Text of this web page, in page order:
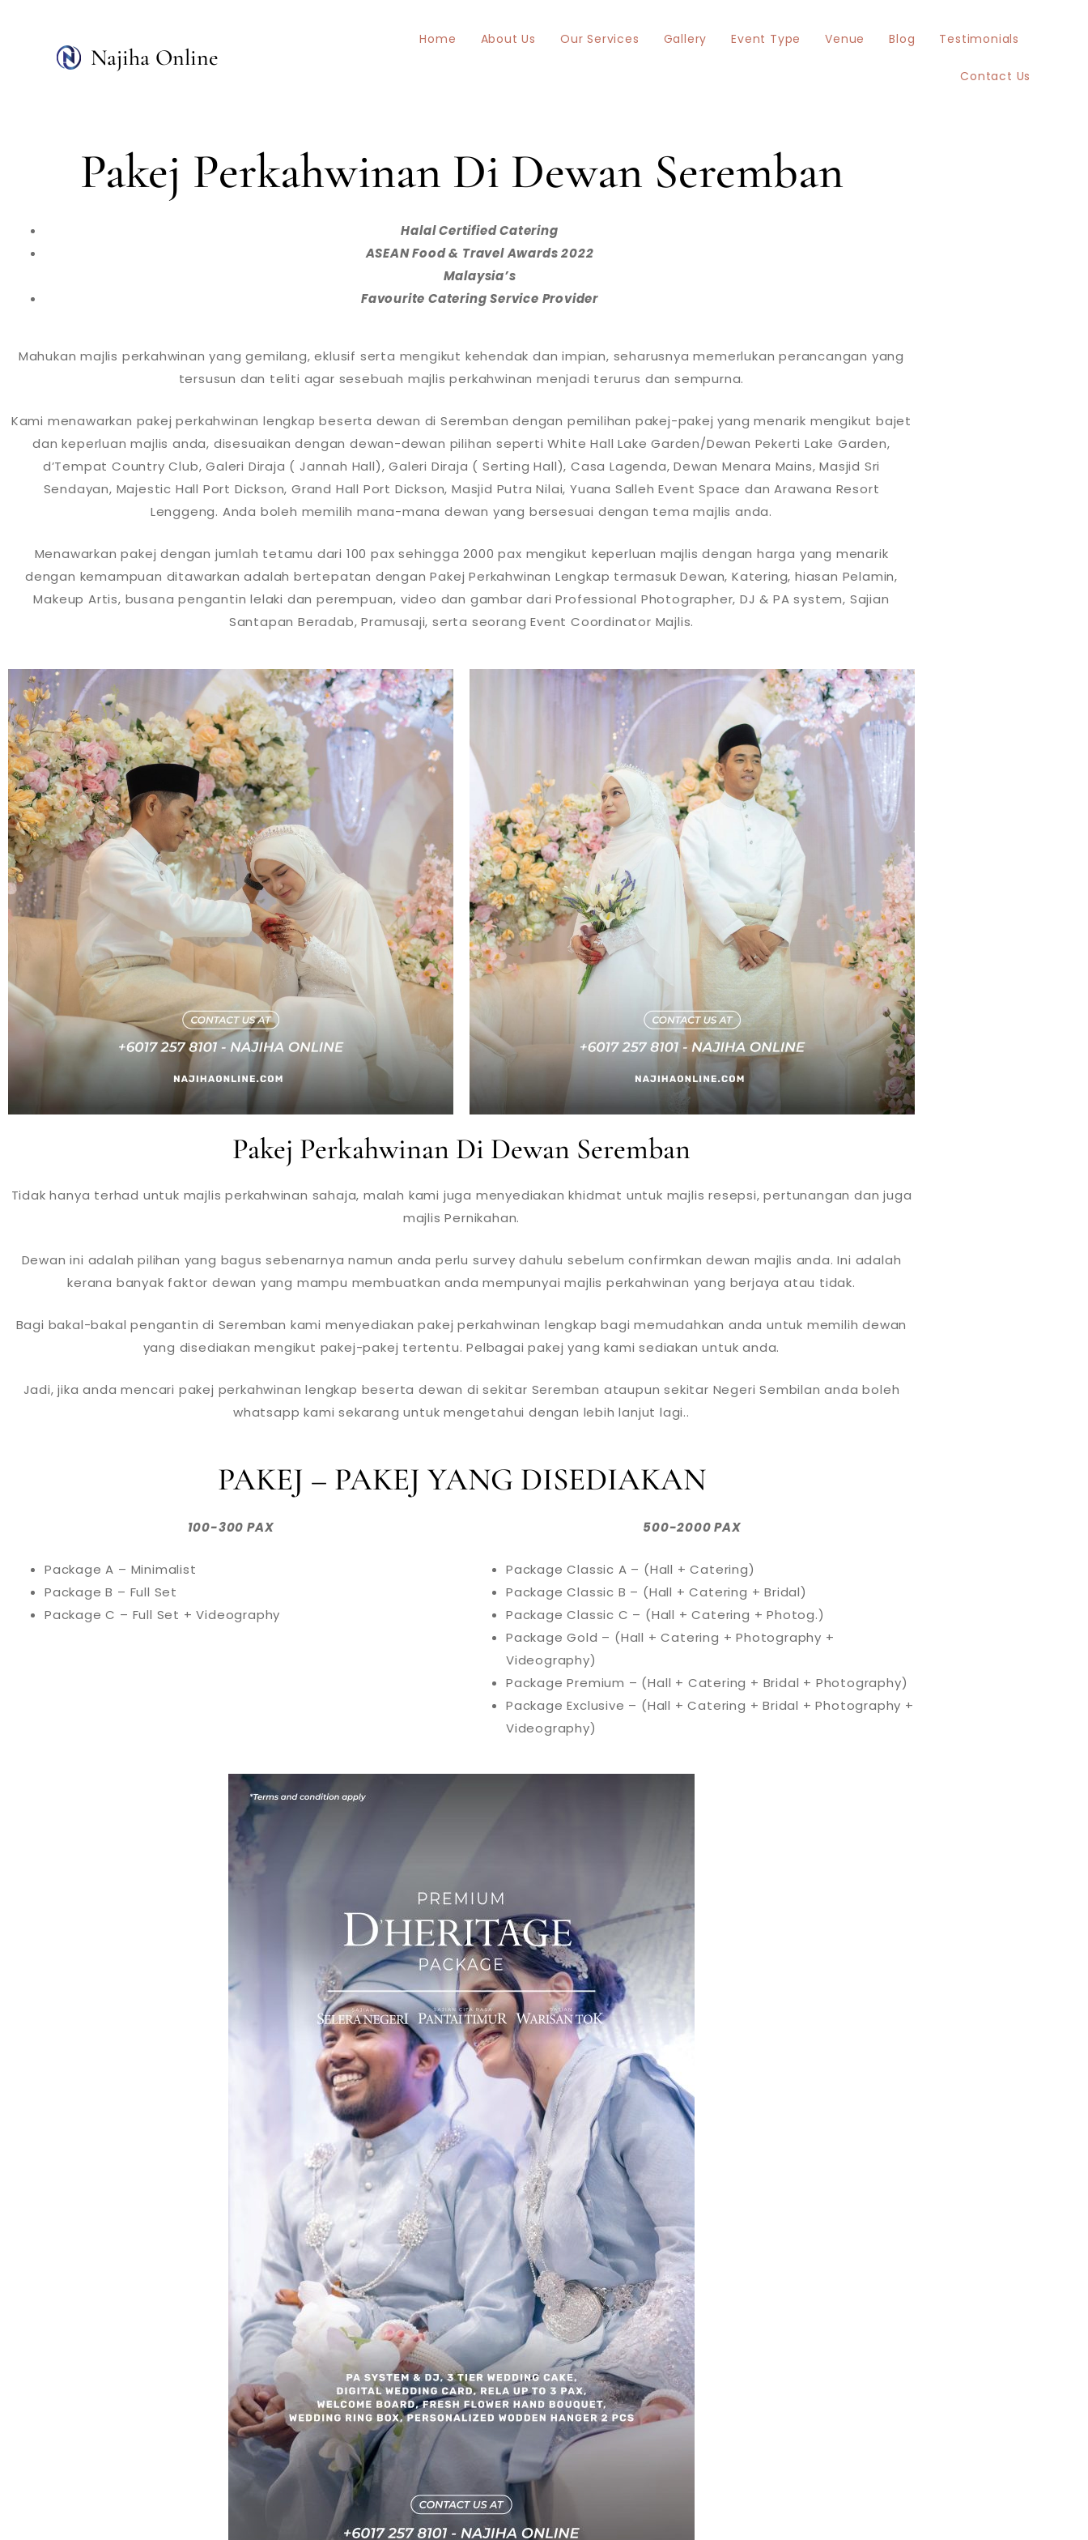
Najiha Online
Home About Us Our Services Gallery Event Type Venue Blog Testimonials
Contact Us
Pakej Perkahwinan Di Dewan Seremban
Halal Certified Catering
ASEAN Food & Travel Awards 2022
Malaysia’s
Favourite Catering Service Provider
Mahukan majlis perkahwinan yang gemilang, eklusif serta mengikut kehendak dan impian, seharusnya memerlukan perancangan yang
tersusun dan teliti agar sesebuah majlis perkahwinan menjadi terurus dan sempurna.
Kami menawarkan pakej perkahwinan lengkap beserta dewan di Seremban dengan pemilihan pakej-pakej yang menarik mengikut bajet
dan keperluan majlis anda, disesuaikan dengan dewan-dewan pilihan seperti White Hall Lake Garden/Dewan Pekerti Lake Garden,
d’Tempat Country Club, Galeri Diraja ( Jannah Hall), Galeri Diraja ( Serting Hall), Casa Lagenda, Dewan Menara Mains, Masjid Sri
Sendayan, Majestic Hall Port Dickson, Grand Hall Port Dickson, Masjid Putra Nilai, Yuana Salleh Event Space dan Arawana Resort
Lenggeng. Anda boleh memilih mana-mana dewan yang bersesuai dengan tema majlis anda.
Menawarkan pakej dengan jumlah tetamu dari 100 pax sehingga 2000 pax mengikut keperluan majlis dengan harga yang menarik
dengan kemampuan ditawarkan adalah bertepatan dengan Pakej Perkahwinan Lengkap termasuk Dewan, Katering, hiasan Pelamin,
Makeup Artis, busana pengantin lelaki dan perempuan, video dan gambar dari Professional Photographer, DJ & PA system, Sajian
Santapan Beradab, Pramusaji, serta seorang Event Coordinator Majlis.
Pakej Perkahwinan Di Dewan Seremban
Tidak hanya terhad untuk majlis perkahwinan sahaja, malah kami juga menyediakan khidmat untuk majlis resepsi, pertunangan dan juga
majlis Pernikahan.
Dewan ini adalah pilihan yang bagus sebenarnya namun anda perlu survey dahulu sebelum confirmkan dewan majlis anda. Ini adalah
kerana banyak faktor dewan yang mampu membuatkan anda mempunyai majlis perkahwinan yang berjaya atau tidak.
Bagi bakal-bakal pengantin di Seremban kami menyediakan pakej perkahwinan lengkap bagi memudahkan anda untuk memilih dewan
yang disediakan mengikut pakej-pakej tertentu. Pelbagai pakej yang kami sediakan untuk anda.
Jadi, jika anda mencari pakej perkahwinan lengkap beserta dewan di sekitar Seremban ataupun sekitar Negeri Sembilan anda boleh
whatsapp kami sekarang untuk mengetahui dengan lebih lanjut lagi..
PAKEJ – PAKEJ YANG DISEDIAKAN
100-300 PAX
Package A – Minimalist
Package B – Full Set
Package C – Full Set + Videography
500-2000 PAX
Package Classic A – (Hall + Catering)
Package Classic B – (Hall + Catering + Bridal)
Package Classic C – (Hall + Catering + Photog.)
Package Gold – (Hall + Catering + Photography +
Videography)
Package Premium – (Hall + Catering + Bridal + Photography)
Package Exclusive – (Hall + Catering + Bridal + Photography +
Videography)